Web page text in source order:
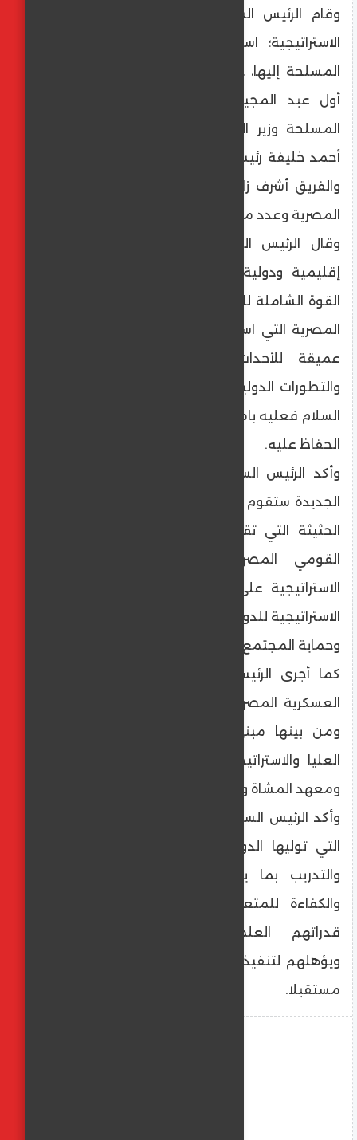
وقام الرئيس السيسي بزيارة تفقدية للقيادة
الاستراتيجية؛ استعداداً لانتقال قيادة القوات
المسلحة إليها، حيث كان في استقباله الفريق
أول عبد المجيد صقر القائد العام للقوات
المسلحة وزير الدفاع والإنتاج الحربي والفريق
أحمد خليفة رئيس أركان حرب القوات المسلحة
والفريق أشرف زاهر رئيس الأكاديمية العسكرية
المصرية وعدد من قادة القوات المسلحة.
وقال الرئيس السيسى، إنه فى ظل أوضاع
إقليمية ودولية بالغة التعقيد يأتى تعظيم
القوة الشاملة للدولة على رأس أولويات الدولة
المصرية التي استشرفت آفاق المستقبل برؤية
عميقة للأحداث ونظرة ثاقبة للمتغيرات
والتطورات الدولية؛ فثبت لها يقينا أنه من أراد
السلام فعليه بامتلاك القوة اللازمة القادرة على
الحفاظ عليه.
وأكد الرئيس السيسي أن القيادة الاستراتيجية
الجديدة ستقوم بدور محوري في تعزيز الجهود
الحثيثة التي تقوم بها الدولة؛ لحماية الأمن
القومي المصري على جميع الاتجاهات
الاستراتيجية على النحو الذي يحقق الأهداف
الاستراتيجية للدولة؛ ويسهم في تأمين مقدراتها
وحماية المجتمع العليا لشعب مصر العظيم.
كما أجرى الرئيس السيسي جولة بالأكاديمية
العسكرية المصرية، وتفقد عددًا من منشآتها،
ومن بينها مبنى رئاسة الأكاديمية للدراسات
العليا والاستراتيجية ومبنى معهد المدفعية
ومعهد المشاة ونادي الفروسية بالأكاديمية.
وأكد الرئيس السيسى، في هذا الصدد، الأهمية
التي توليها الدولة لتطوير منظومة التعليم
والتدريب بما يضمن رفع مستويات الأداء
والكفاءة للمتعلمين والمتدربين؛ ويعزز من
قدراتهم العلمية والمعرفية والعملية
ويؤهلهم لتنفيذ شى المهام التي توكل إليهم
مستقبلا.